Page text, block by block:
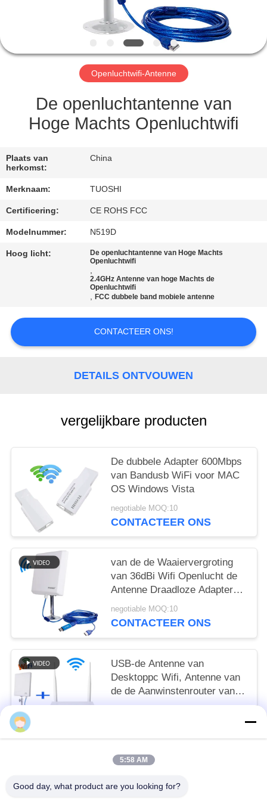
NIEUWS
GEVALLEN
VERZOEK
OM EEN
CITAAT
VR
SITEMAP
Openluchtwifi-Antenne
De openluchtantenne van
Hoge Machts Openluchtwifi
Plaats van
herkomst:
China
Merknaam: TUOSHI
Certificering: CE ROHS FCC
Modelnummer: N519D
Hoog licht:
De openluchtantenne van Hoge Machts
Openluchtwifi
,
2.4GHz Antenne van hoge Machts de
Openluchtwifi
,FCC dubbele band mobiele antenne
CONTACTEER ONS!
DETAILS ONTVOUWEN
vergelijkbare producten
De dubbele Adapter 600Mbps
van Bandusb WiFi voor MAC
OS Windows Vista
negotiable MOQ:10
CONTACTEER ONS
van de de Waaiervergroting
van 36dBi Wifi Openlucht de
Antenne Draadloze Adapter
voor rv
negotiable MOQ:10
CONTACTEER ONS
USB-de Antenne van
Desktoppc Wifi, Antenne van
de de Aanwinstenrouter van
150mbps de Hoge
5:58 AM
Good day, what product are you looking for?